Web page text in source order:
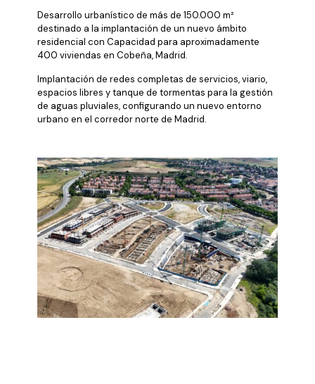
Desarrollo urbanístico de más de 150.000 m²
destinado a la implantación de un nuevo ámbito
residencial con Capacidad para aproximadamente
400 viviendas en Cobeña, Madrid.
Implantación de redes completas de servicios, viario,
espacios libres y tanque de tormentas para la gestión
de aguas pluviales, configurando un nuevo entorno
urbano en el corredor norte de Madrid.